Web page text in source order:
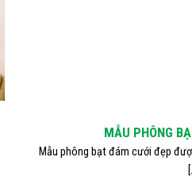
MẪU PHÔNG
Mẫu phông bạt đám cưới đẹp